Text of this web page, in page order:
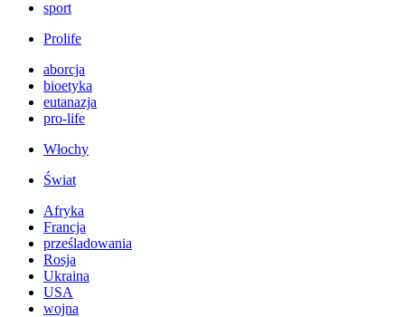
sport
Prolife
aborcja
bioetyka
eutanazja
pro-life
Włochy
Świat
Afryka
Francja
prześladowania
Rosja
Ukraina
USA
wojna